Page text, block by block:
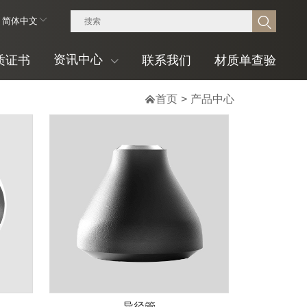
证书 资讯中心 联系我们 材质单查验
简体中文
首页 > 产品中心